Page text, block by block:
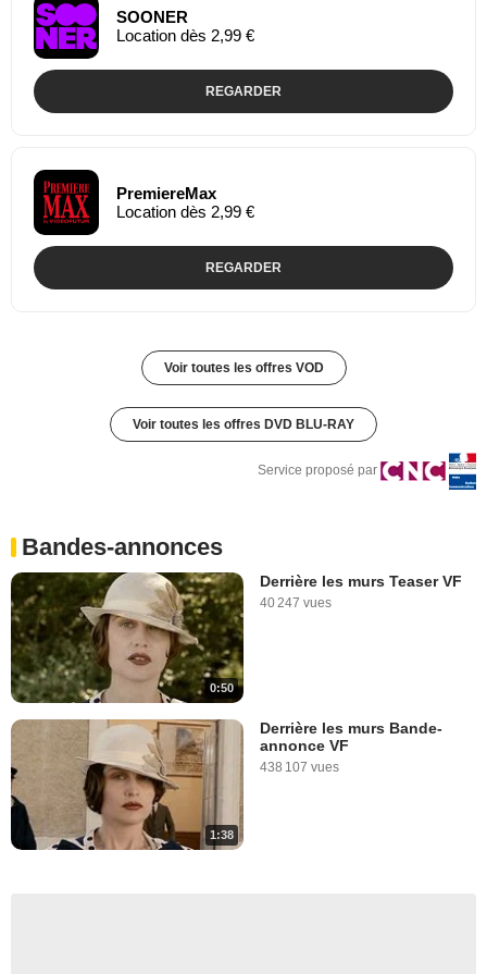
SOONER
Location dès 2,99 €
REGARDER
PremiereMax
Location dès 2,99 €
REGARDER
Voir toutes les offres VOD
Voir toutes les offres DVD BLU-RAY
Service proposé par
Bandes-annonces
0:50
Derrière les murs Teaser VF
40 247 vues
1:38
Derrière les murs Bande-
annonce VF
438 107 vues